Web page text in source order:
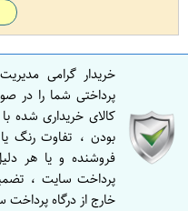
خریدار گرامی
پرداختی شما را در
کالای خریداری شده
بودن ، تفاوت رنگ
فروشنده و یا هر
پرداخت سایت ،
خارج از درگاه